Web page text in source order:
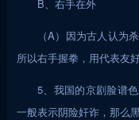
B、右手在外
（A）因为古人认为
所以右手握拳，用代表友
5、我国的京剧脸谱
一般表示阴险奸诈，那么